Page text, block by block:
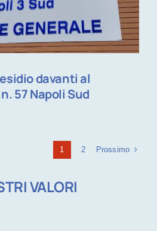
davanti al
57 Napoli Sud
1 2 Prossimo
VALORI